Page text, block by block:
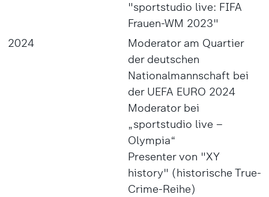
"sportstudio live: FIFA
Frauen-WM 2023"
2024
Moderator am Quartier
der deutschen
Nationalmannschaft bei
der UEFA EURO 2024
Moderator bei
„sportstudio live –
Olympia“
Presenter von "XY
history" (historische True-
Crime-Reihe)